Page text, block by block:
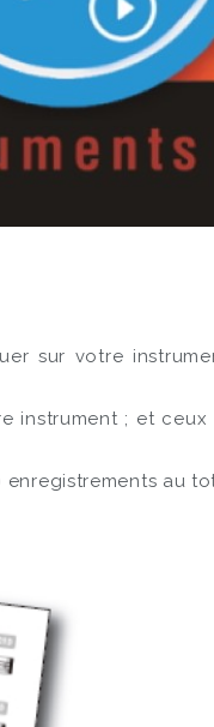
sur votre
instrument ; et ceux
au